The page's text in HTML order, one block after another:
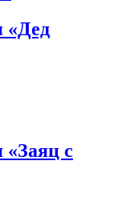
«Дед
с